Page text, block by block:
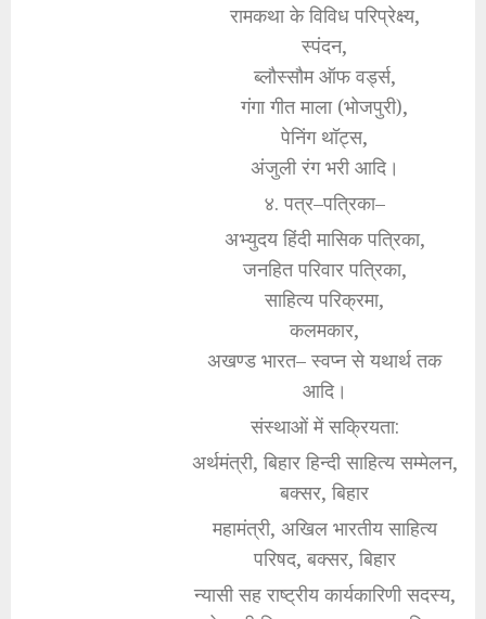
रामकथा के विविध परिप्रेक्ष्य,
स्पंदन,
ब्लौस्सौम ऑफ वर्ड्स,
गंगा गीत माला (भोजपुरी),
पेनिंग थॉट्स,
अंजुली रंग भरी आदि।
४. पत्र–पत्रिका–
अभ्युदय हिंदी मासिक पत्रिका,
जनहित परिवार पत्रिका,
साहित्य परिक्रमा,
कलमकार,
अखण्ड भारत– स्वप्न से यथार्थ तक
आदि।
संस्थाओं में सक्रियता:
अर्थमंत्री, बिहार हिन्दी साहित्य सम्मेलन,
बक्सर, बिहार
महामंत्री, अखिल भारतीय साहित्य
परिषद, बक्सर, बिहार
न्यासी सह राष्ट्रीय कार्यकारिणी सदस्य,